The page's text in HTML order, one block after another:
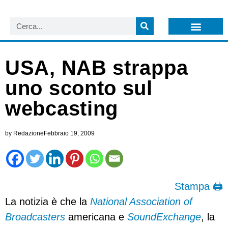
USA, NAB strappa
uno sconto sul
webcasting
by Redazione Febbraio 19, 2009
Stampa 🖨
La notizia è che la National Association of
Broadcasters americana e SoundExchange, la